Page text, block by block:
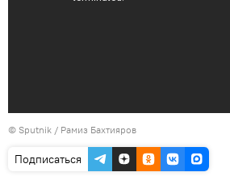
© Sputnik / Рамиз Бахтияров
Подписаться